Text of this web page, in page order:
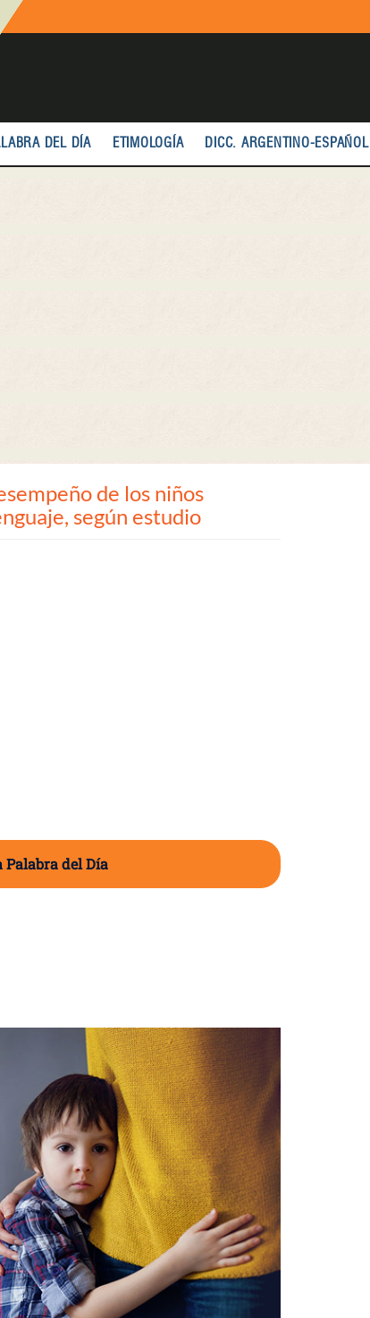
DEL DÍA ETIMOLOGÍA DICC. ARGENTINO-ESPAÑOL
de los niños
según estudio
Palabra del Día